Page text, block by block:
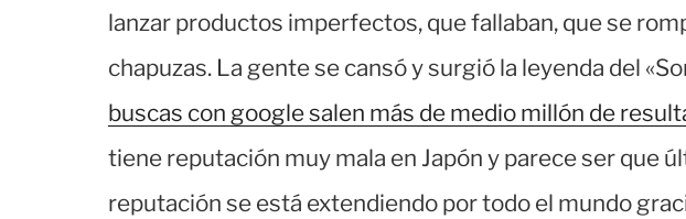
lanzar productos imperfectos, que fallaban, que se
chapuzas. La gente se cansó y surgió la leyenda del
buscas con google salen más de medio millón de
tiene reputación muy mala en Japón y parece ser que
reputación se está extendiendo por todo el mundo